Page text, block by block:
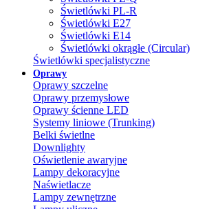
Świetlówki PL-R
Świetlówki E27
Świetlówki E14
Świetlówki okrągłe (Circular)
Świetlówki specjalistyczne
Oprawy
Oprawy szczelne
Oprawy przemysłowe
Oprawy ścienne LED
Systemy liniowe (Trunking)
Belki świetlne
Downlighty
Oświetlenie awaryjne
Lampy dekoracyjne
Naświetlacze
Lampy zewnętrzne